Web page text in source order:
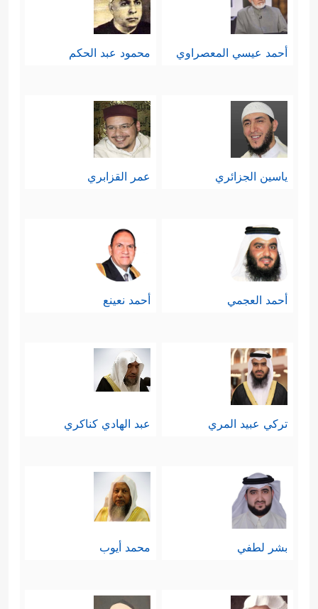
أحمد عيسي المعصراوي محمود عبد الحكم
ياسين الجزائري عمر القزابري
أحمد العجمي أحمد نعينع
تركي عبيد المري عبد الهادي كناكري
بشر لطفي محمد أيوب